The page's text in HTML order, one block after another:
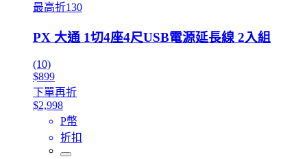
最高折130
PX 大通 1切4座4尺USB電源延長線 2入組
(10)
$899
下單再折
$2,998
P幣
折扣